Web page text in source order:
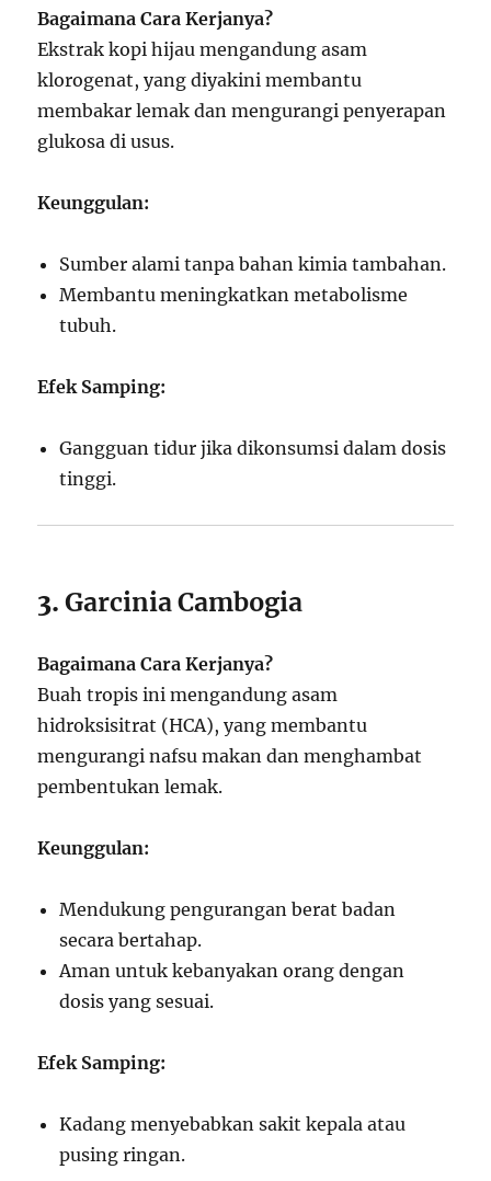
Bagaimana Cara Kerjanya?
Ekstrak kopi hijau mengandung asam
klorogenat, yang diyakini membantu
membakar lemak dan mengurangi penyerapan
glukosa di usus.
Keunggulan:
Sumber alami tanpa bahan kimia tambahan.
Membantu meningkatkan metabolisme
tubuh.
Efek Samping:
Gangguan tidur jika dikonsumsi dalam dosis
tinggi.
3.Garcinia Cambogia
Bagaimana Cara Kerjanya?
Buah tropis ini mengandung asam
hidroksisitrat (HCA), yang membantu
mengurangi nafsu makan dan menghambat
pembentukan lemak.
Keunggulan:
Mendukung pengurangan berat badan
secara bertahap.
Aman untuk kebanyakan orang dengan
dosis yang sesuai.
Efek Samping:
Kadang menyebabkan sakit kepala atau
pusing ringan.